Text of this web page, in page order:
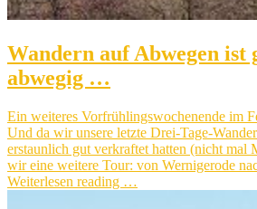
Wandern auf Abwegen ist
abwegig …
Ein weiteres Vorfrühlingswochenende im
Und da wir unsere letzte Drei-Tage-
erstaunlich gut verkraftet hatten (nicht mal
wir eine weitere Tour: von Wernigerode
Weiterlesen reading …